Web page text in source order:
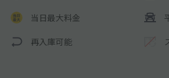
当日最大料金
再入庫可能